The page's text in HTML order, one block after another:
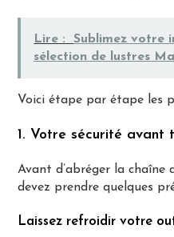
Lire :
Sublimez votre
sélection de lustres
Voici étape par étape les
1. Votre sécurité avant
Avant d’abréger la chaîne
devez prendre quelques
Laissez refroidir votre